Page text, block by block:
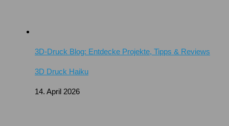
3D-Druck Blog: Entdecke Projekte, Tipps & Reviews
3D Druck Haiku
14. April 2026